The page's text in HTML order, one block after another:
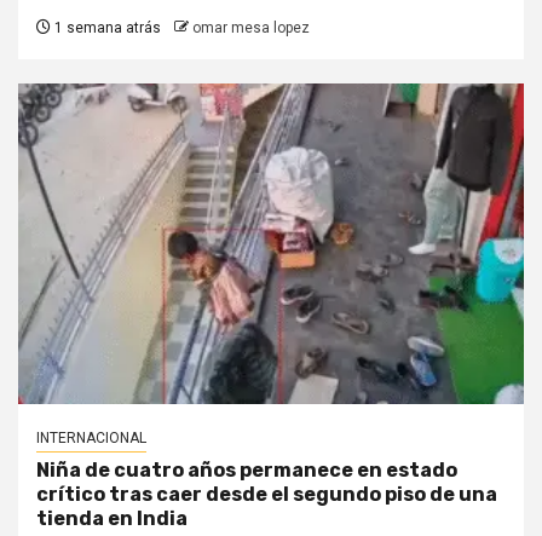
1 semana atrás omar mesa lopez
INTERNACIONAL
Niña de cuatro años permanece en estado
crítico tras caer desde el segundo piso de una
tienda en India